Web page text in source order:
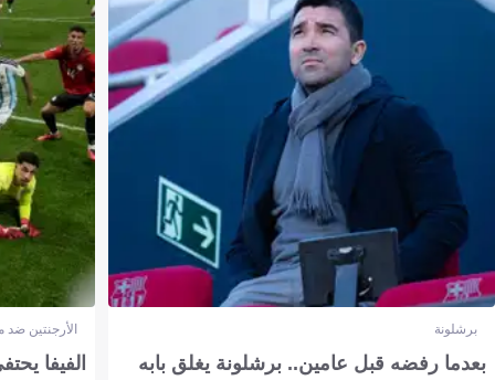
برشلونة
بعدما رفضه قبل عامين.. برشلونة يغلق بابه
الأرجنتين
الفيفا